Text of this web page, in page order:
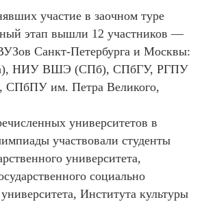
участие в заочном туре
этап вышли 12 участников —
Санкт-Петербурга и Москвы:
НИУ ВШЭ (СПб), СПбГУ, РГПУ
СПбПУ им. Петра Великого,
университетов в
участвовали студенты
университета,
социально
университета, Института культуры